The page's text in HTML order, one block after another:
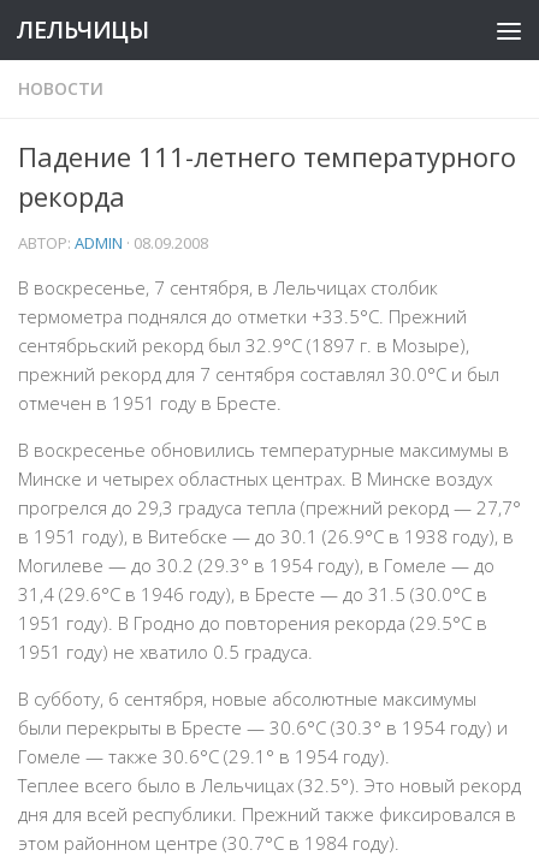
ЛЕЛЬЧИЦЫ
НОВОСТИ
Падение 111-летнего температурного
рекорда
АВТОР: ADMIN · 08.09.2008
В воскресенье, 7 сентября, в Лельчицах столбик
термометра поднялся до отметки +33.5°C. Прежний
сентябрьский рекорд был 32.9°C (1897 г. в Мозыре),
прежний рекорд для 7 сентября составлял 30.0°C и был
отмечен в 1951 году в Бресте.
В воскресенье обновились температурные максимумы в
Минске и четырех областных центрах. В Минске воздух
прогрелся до 29,3 градуса тепла (прежний рекорд — 27,7°
в 1951 году), в Витебске — до 30.1 (26.9°C в 1938 году), в
Могилеве — до 30.2 (29.3° в 1954 году), в Гомеле — до
31,4 (29.6°C в 1946 году), в Бресте — до 31.5 (30.0°C в
1951 году). В Гродно до повторения рекорда (29.5°C в
1951 году) не хватило 0.5 градуса.
В субботу, 6 сентября, новые абсолютные максимумы
были перекрыты в Бресте — 30.6°C (30.3° в 1954 году) и
Гомеле — также 30.6°C (29.1° в 1954 году).
Теплее всего было в Лельчицах (32.5°). Это новый рекорд
дня для всей республики. Прежний также фиксировался в
этом районном центре (30.7°C в 1984 году).